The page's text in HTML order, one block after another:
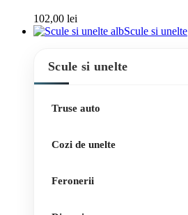
102,00 lei
Scule si unelte
Scule si unelte
Truse auto
Cozi de unelte
Feronerii